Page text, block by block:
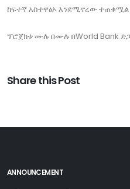
ከፍተኛ አስተዋፅኦ እንደሚኖረው
ፕሮጀክቱ ሙሉ በሙሉ በWorld Bank
Share this Post
ANNOUNCEMENT